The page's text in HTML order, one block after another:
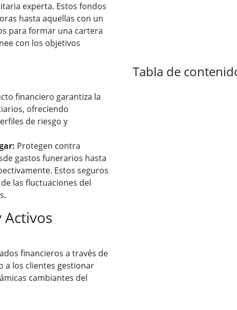
experta. Estos fondos
hasta aquellas con un
para formar una cartera
con los objetivos
financiero garantiza la
ofreciendo
de riesgo y
Protegen contra
gastos funerarios hasta
Estos seguros
las fluctuaciones del
Activos
financieros a través de
a los clientes gestionar
cambiantes del
Tabla de